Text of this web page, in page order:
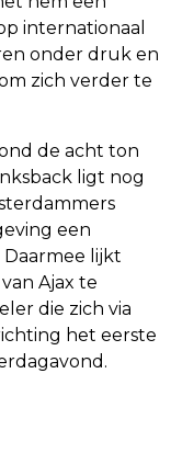
internationaal
onder druk en
zich verder te
de acht ton
ligt nog
een
lijkt
Ajax te
die zich via
het eerste